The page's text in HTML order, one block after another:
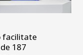
facilitate
187